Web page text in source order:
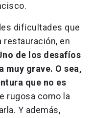
dificultades que
restauración, en
de los desafíos
muy grave. O sea,
que no es
rugosa como la
Y además,